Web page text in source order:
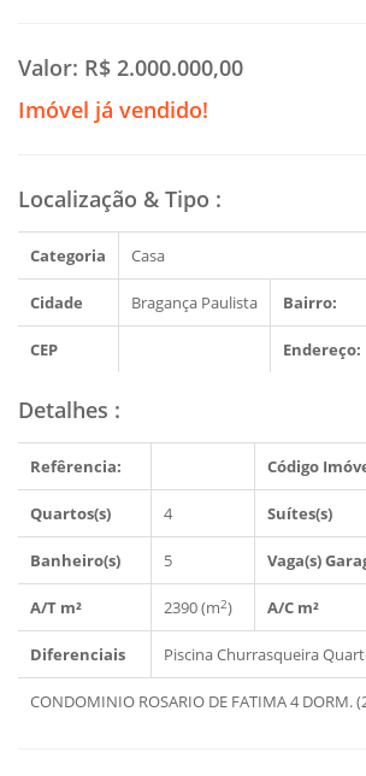
Valor: R$ 2.000.000,00
Imóvel já vendido!
Localização & Tipo :
Categoria Casa
Cidade Bragança Paulista Bairro:
CEP Endereço:
Detalhes :
Refêrencia: Código
Quartos(s) 4 Suítes(s)
Banheiro(s) 5 Vaga(s)
A/T m² 2390 (m2) A/C m²
Diferenciais PiscinaChurrasqueira
CONDOMINIO ROSARIO DE FATIMA 4 DORM.